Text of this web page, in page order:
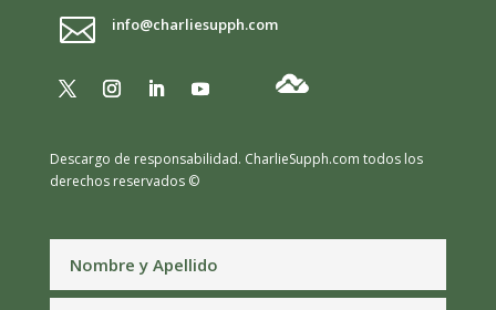
 info@charliesupph.com
Descargo de responsabilidad. CharlieSupph.com todos los
derechos reservados ©